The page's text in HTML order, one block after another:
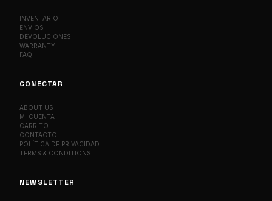
INVENTARIO
ENVÍOS
DEVOLUCIONES
WARRANTY
FAQ
CONECTAR
ABOUT US
MI CUENTA
CARRITO
CONTACTO
POLÍTICA DE PRIVACIDAD
TERMS & CONDITIONS
NEWSLETTER